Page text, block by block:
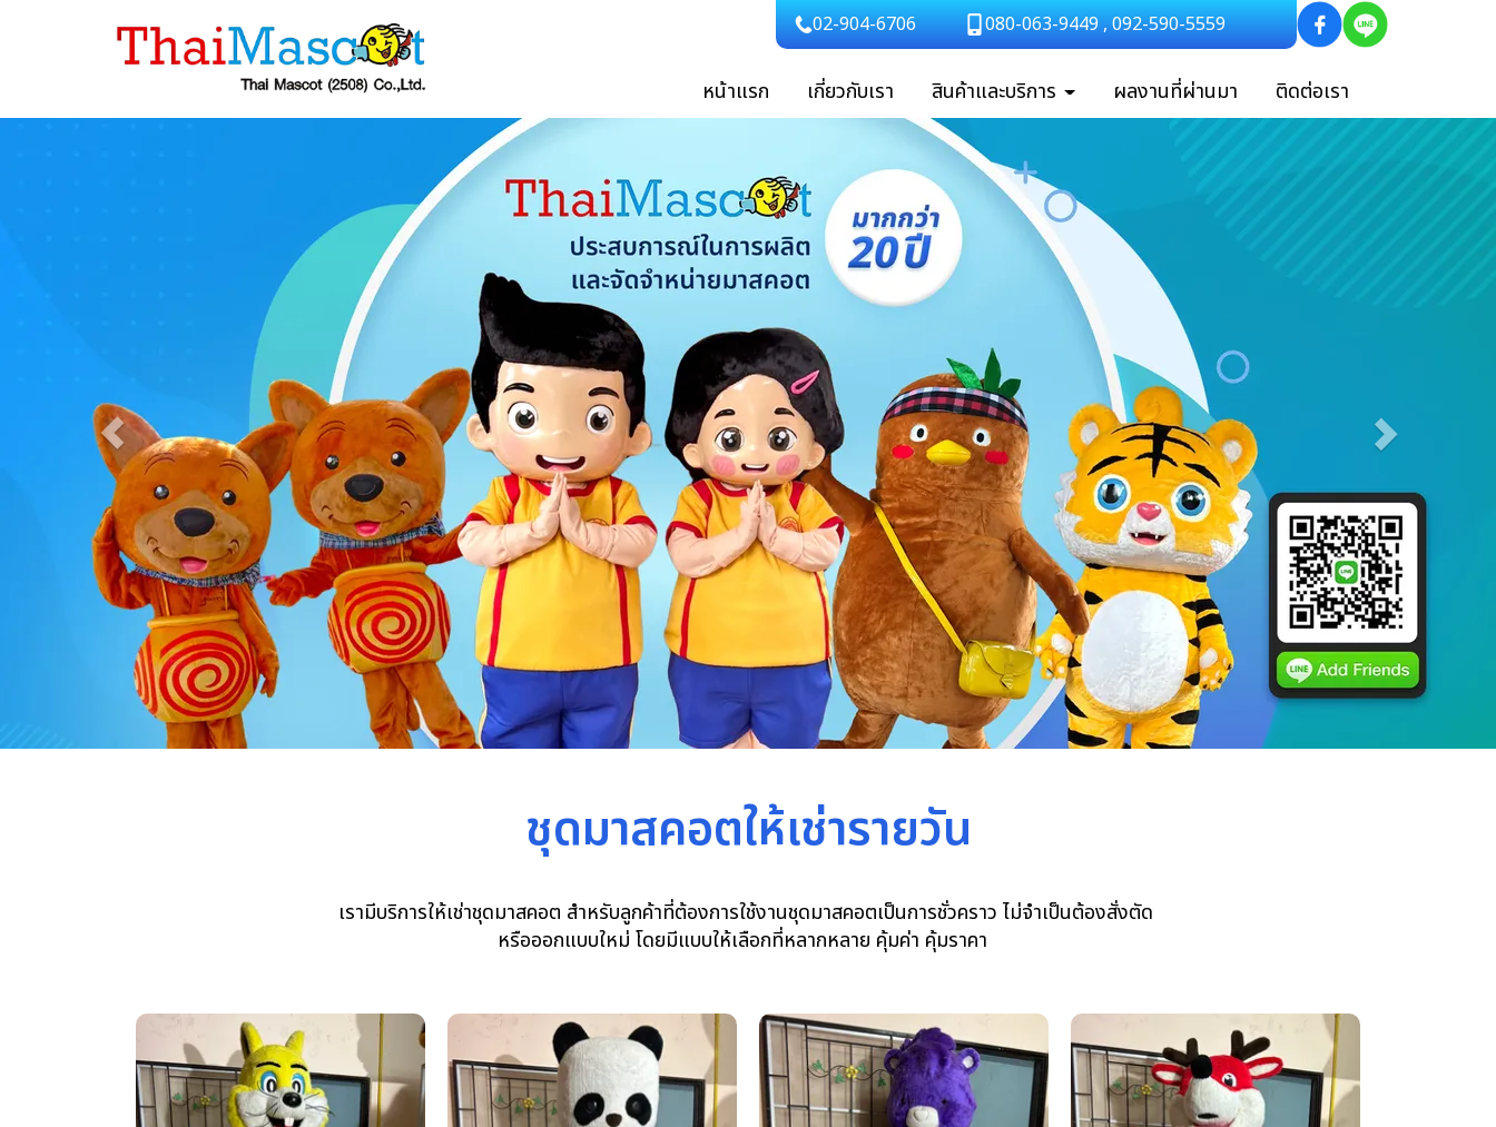
หน้าแรก เกี่ยวกับเรา สินค้าและบริการ ผลงานที่ผ่านมา ติดต่อเรา
02-904-6706 080-063-9449,092-590-5559
ชุดมาสคอตให้เช่ารายวัน
เรามีบริการให้เช่าชุดมาสคอต สำหรับลูกค้าที่ต้องการใช้งานชุดมาสคอตเป็นการชั่วคราว ไม่จำเป็นต้องสั่งตัด
หรือออกแบบใหม่ โดยมีแบบให้เลือกที่หลากหลาย คุ้มค่า คุ้มราคา